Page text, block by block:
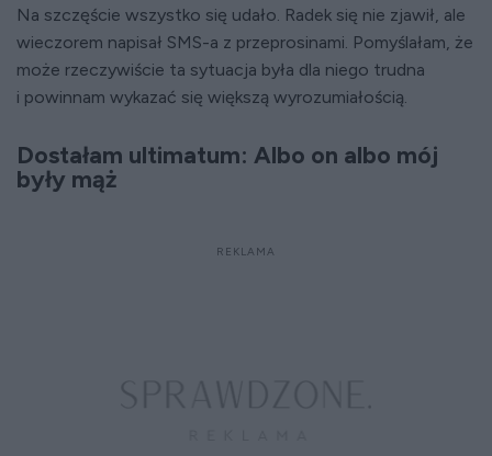
Na szczęście wszystko się udało. Radek się nie zjawił, ale
wieczorem napisał SMS-a z przeprosinami. Pomyślałam, że
może rzeczywiście ta sytuacja była dla niego trudna
i powinnam wykazać się większą wyrozumiałością.
Dostałam ultimatum: Albo on albo mój
były mąż